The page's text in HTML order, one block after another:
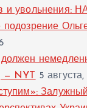
и увольнения:
подозрение
— NYT
5